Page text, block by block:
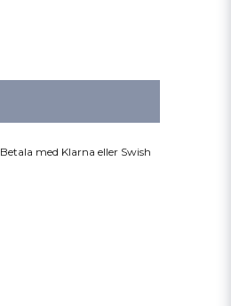
Betala med Klarna eller Swish